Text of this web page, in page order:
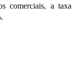
comerciais, a